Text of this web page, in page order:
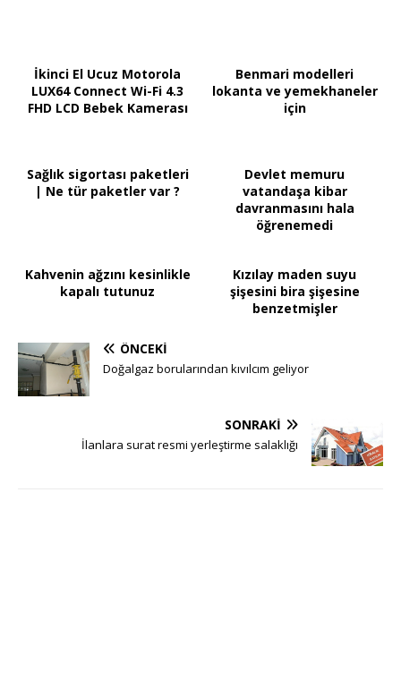
İkinci El Ucuz Motorola
LUX64 Connect Wi-Fi 4.3
FHD LCD Bebek Kamerası
Benmari modelleri
lokanta ve yemekhaneler
için
Sağlık sigortası paketleri
| Ne tür paketler var ?
Devlet memuru
vatandaşa kibar
davranmasını hala
öğrenemedi
Kahvenin ağzını kesinlikle
kapalı tutunuz
Kızılay maden suyu
şişesini bira şişesine
benzetmişler
ÖNCEKI
Doğalgaz borularından kıvılcım geliyor
SONRAKI
İlanlara surat resmi yerleştirme salaklığı